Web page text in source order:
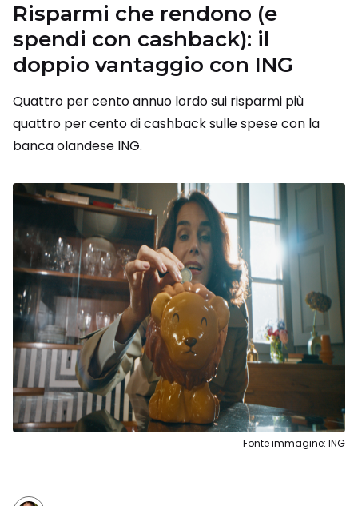
Risparmi che rendono (e
spendi con cashback): il
doppio vantaggio con ING
Quattro per cento annuo lordo sui risparmi più
quattro per cento di cashback sulle spese con la
banca olandese ING.
Fonte immagine: ING